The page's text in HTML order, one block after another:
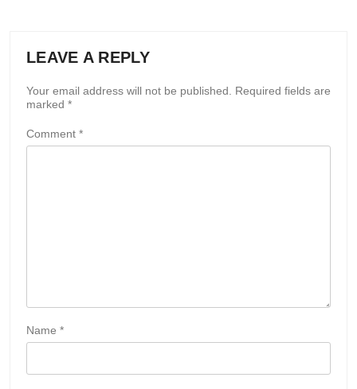
LEAVE A REPLY
Your email address will not be published.
Required fields are
marked *
Comment *
Name *